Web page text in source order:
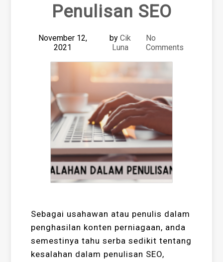
Penulisan SEO
November 12,
2021
byCik
Luna
No
Comments
Sebagai usahawan atau penulis dalam
penghasilan konten perniagaan, anda
semestinya tahu serba sedikit tentang
kesalahan dalam penulisan SEO,